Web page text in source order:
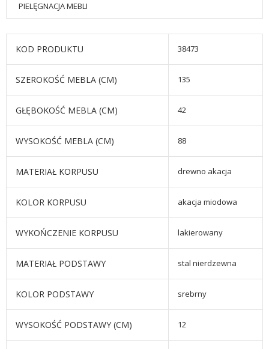
PIELĘGNACJA MEBLI
KOD PRODUKTU 38473
SZEROKOŚĆ MEBLA (CM) 135
GŁĘBOKOŚĆ MEBLA (CM) 42
WYSOKOŚĆ MEBLA (CM) 88
MATERIAŁ KORPUSU drewno akacja
KOLOR KORPUSU akacja miodowa
WYKOŃCZENIE KORPUSU lakierowany
MATERIAŁ PODSTAWY stal nierdzewna
KOLOR PODSTAWY srebrny
WYSOKOŚĆ PODSTAWY (CM) 12